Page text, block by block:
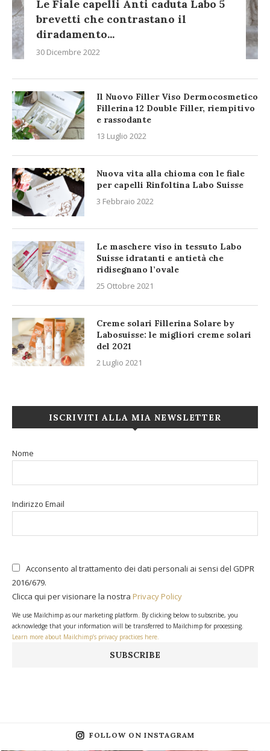
Le Fiale capelli Anti caduta Labo 5
brevetti che contrastano il
diradamento...
30 Dicembre 2022
Il Nuovo Filler Viso Dermocosmetico
Fillerina 12 Double Filler, riempitivo
e rassodante
13 Luglio 2022
Nuova vita alla chioma con le fiale
per capelli Rinfoltina Labo Suisse
3 Febbraio 2022
Le maschere viso in tessuto Labo
Suisse idratanti e antietà che
ridisegnano l’ovale
25 Ottobre 2021
Creme solari Fillerina Solare by
Labosuisse: le migliori creme solari
del 2021
2 Luglio 2021
ISCRIVITI ALLA MIA NEWSLETTER
Nome
Indirizzo Email
Acconsento al trattamento dei dati personali ai sensi del GDPR
2016/679.
Clicca qui per visionare la nostra Privacy Policy
We use Mailchimp as our marketing platform. By clicking below to subscribe, you
acknowledge that your information will be transferred to Mailchimp for processing.
Learn more about Mailchimp’s privacy practices here.
FOLLOW ON INSTAGRAM